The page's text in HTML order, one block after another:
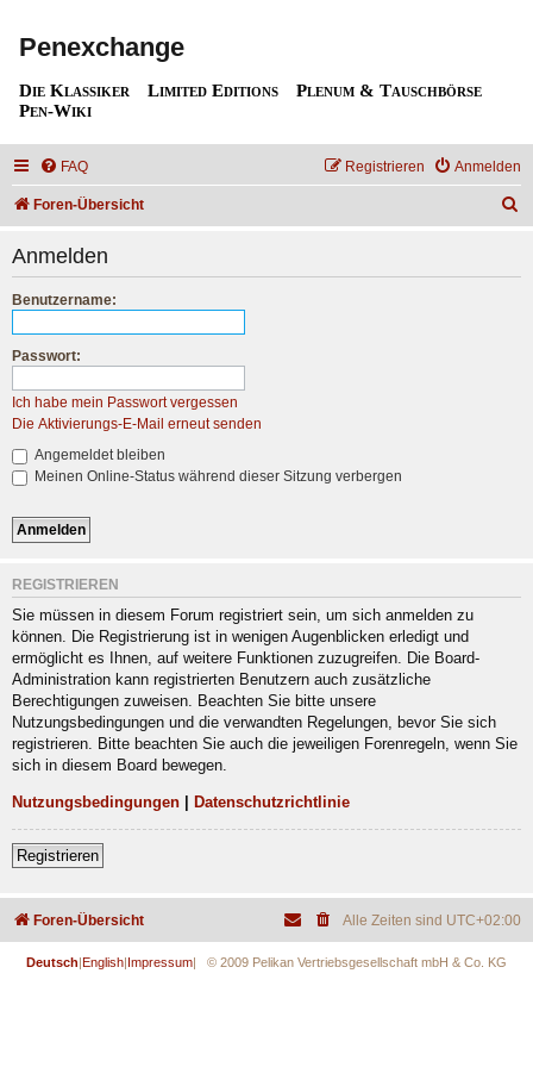
Penexchange
Die Klassiker Limited Editions
Plenum & Tauschbörse
Pen-Wiki
FAQ Anmelden
Registrieren
Foren-Übersicht
Anmelden
Benutzername:
Passwort:
Ich habe mein Passwort vergessen
Die Aktivierungs-E-Mail erneut senden
Angemeldet bleiben
Meinen Online-Status während dieser Sitzung verbergen
REGISTRIEREN
Sie müssen in diesem Forum registriert sein, um sich anmelden zu
können. Die Registrierung ist in wenigen Augenblicken erledigt und
ermöglicht es Ihnen, auf weitere Funktionen zuzugreifen. Die Board-
Administration kann registrierten Benutzern auch zusätzliche
Berechtigungen zuweisen. Beachten Sie bitte unsere
Nutzungsbedingungen und die verwandten Regelungen, bevor Sie sich
registrieren. Bitte beachten Sie auch die jeweiligen Forenregeln, wenn Sie
sich in diesem Board bewegen.
Nutzungsbedingungen Datenschutzrichtlinie
Registrieren
Foren-Übersicht Alle Zeiten sind UTC+02:00
Deutsch English Impressum | © 2009 Pelikan Vertriebsgesellschaft mbH & Co. KG